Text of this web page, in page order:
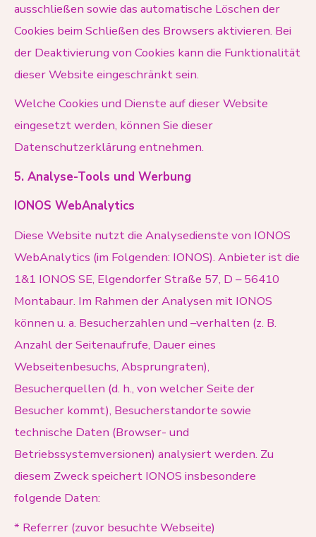
ausschließen sowie das automatische Löschen der
Cookies beim Schließen des Browsers aktivieren. Bei
der Deaktivierung von Cookies kann die Funktionalität
dieser Website eingeschränkt sein.
Welche Cookies und Dienste auf dieser Website
eingesetzt werden, können Sie dieser
Datenschutzerklärung entnehmen.
5. Analyse-Tools und Werbung
IONOS WebAnalytics
Diese Website nutzt die Analysedienste von IONOS
WebAnalytics (im Folgenden: IONOS). Anbieter ist die
1&1 IONOS SE, Elgendorfer Straße 57, D – 56410
Montabaur. Im Rahmen der Analysen mit IONOS
können u. a. Besucherzahlen und –verhalten (z. B.
Anzahl der Seitenaufrufe, Dauer eines
Webseitenbesuchs, Absprungraten),
Besucherquellen (d. h., von welcher Seite der
Besucher kommt), Besucherstandorte sowie
technische Daten (Browser- und
Betriebssystemversionen) analysiert werden. Zu
diesem Zweck speichert IONOS insbesondere
folgende Daten:
* Referrer (zuvor besuchte Webseite)